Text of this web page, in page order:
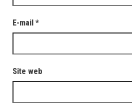
E-mail *
Site web